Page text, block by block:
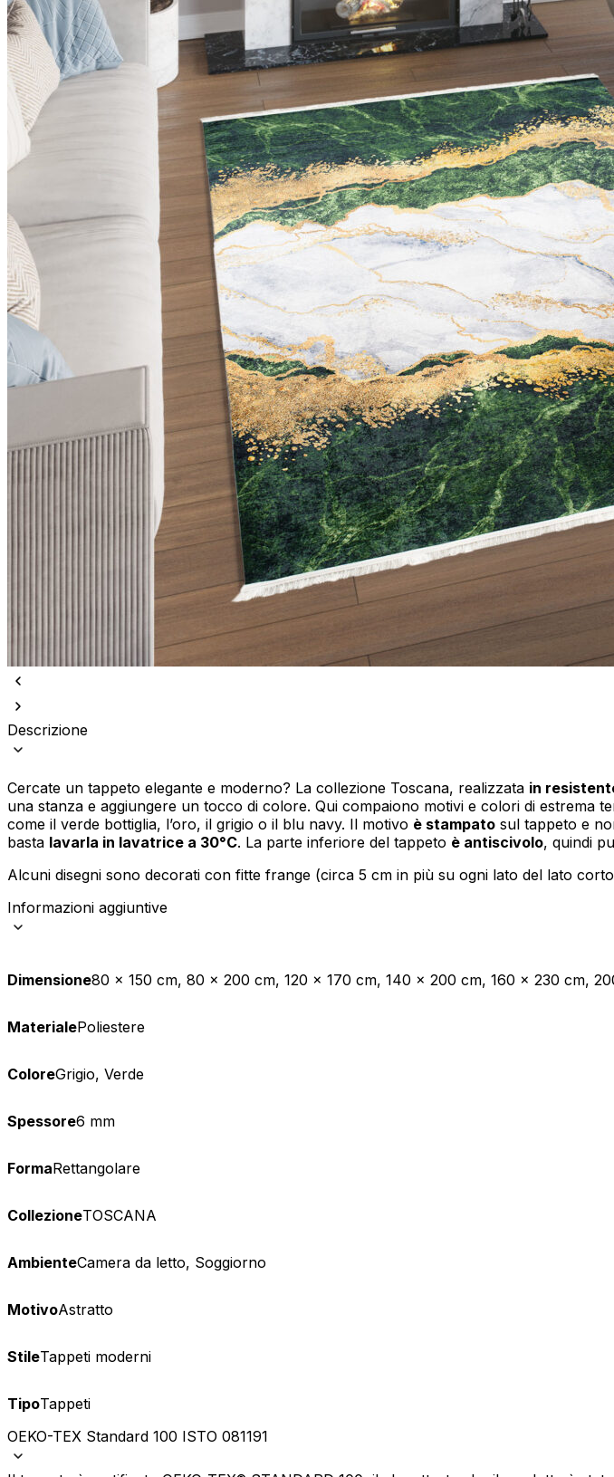
Descrizione
Cercate un tappeto elegante e moderno? La collezione Toscana, realizzata in
una stanza e aggiungere un tocco di colore. Qui compaiono motivi e colori di estrema
come il verde bottiglia, l’oro, il grigio o il blu navy. Il motivo è stampato sul tappeto e
basta lavarla in lavatrice a 30°C. La parte inferiore del tappeto è antiscivolo, quindi
Alcuni disegni sono decorati con fitte frange (circa 5 cm in più su ogni lato del lato
Informazioni aggiuntive
Dimensione80 x 150 cm, 80 x 200 cm, 120 x 170 cm, 140 x 200 cm, 160 x 230 cm,
MaterialePoliestere
ColoreGrigio, Verde
Spessore6 mm
FormaRettangolare
CollezioneTOSCANA
AmbienteCamera da letto, Soggiorno
MotivoAstratto
StileTappeti moderni
TipoTappeti
OEKO-TEX Standard 100 ISTO 081191
Utilizziamo i cookie per personalizzare contenuti e annunci, per
Condividiamo inoltre informazioni su come utilizzi il nostro sito con i
combinarle con altre informazioni che hai fornito loro o che hanno
Indispensabili
I cookie indispensabili sono cruciali per le funzioni di base del sito e il
memorizzano alcun dato personale identificabile.
Preferenze
I cookie relativi alle preferenze permettono al sito di ricordare
esempio la tua lingua preferita o la regione in cui ti trovi.
Statistica
I cookie statistici aiutano i proprietari dei siti web a capire come i
modo anonimo.
Marketing
I cookie di marketing vengono utilizzati per tracciare gli utenti
interessanti per i singoli utenti e quindi più preziosi per gli editori e
Non classificati
Rifiuta Salva le